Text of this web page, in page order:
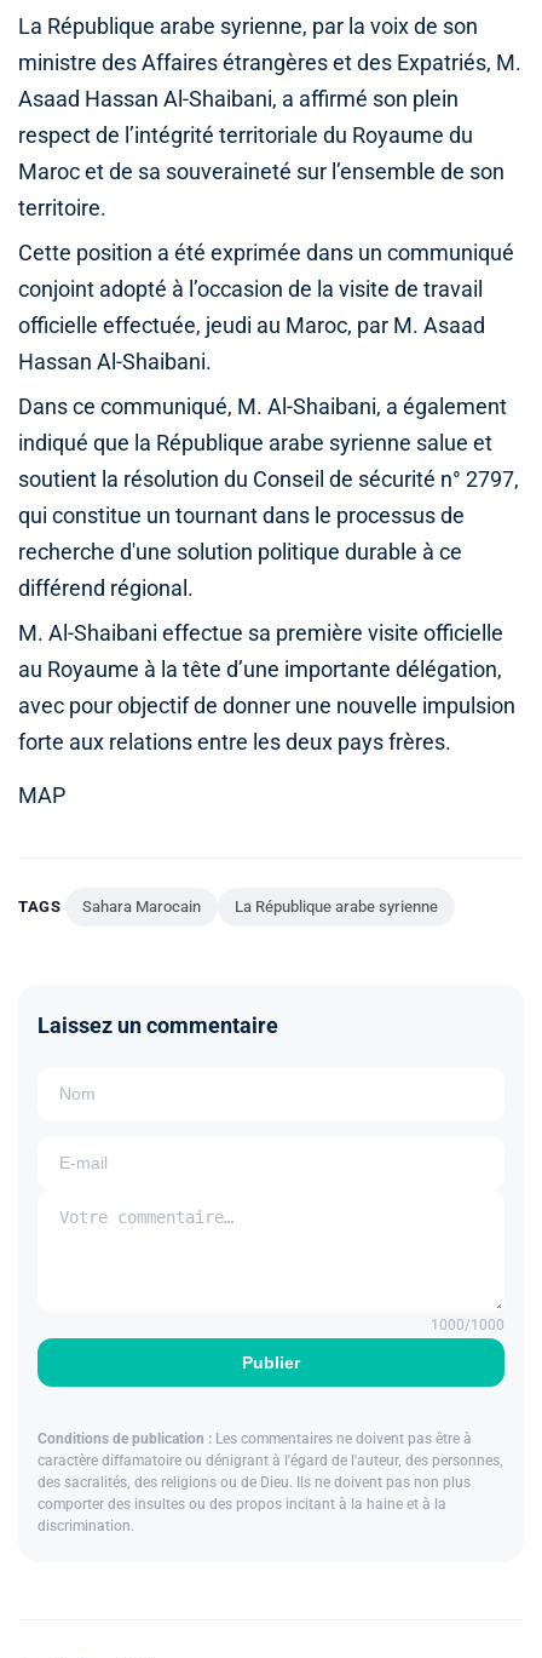
La République arabe syrienne, par la voix de son
ministre des Affaires étrangères et des Expatriés, M.
Asaad Hassan Al-Shaibani, a affirmé son plein
respect de l’intégrité territoriale du Royaume du
Maroc et de sa souveraineté sur l’ensemble de son
territoire.
Cette position a été exprimée dans un communiqué
conjoint adopté à l’occasion de la visite de travail
officielle effectuée, jeudi au Maroc, par M. Asaad
Hassan Al-Shaibani.
Dans ce communiqué, M. Al-Shaibani, a également
indiqué que la République arabe syrienne salue et
soutient la résolution du Conseil de sécurité n° 2797,
qui constitue un tournant dans le processus de
recherche d'une solution politique durable à ce
différend régional.
M. Al-Shaibani effectue sa première visite officielle
au Royaume à la tête d’une importante délégation,
avec pour objectif de donner une nouvelle impulsion
forte aux relations entre les deux pays frères.
MAP
TAGS Sahara Marocain La République arabe syrienne
Laissez un commentaire
Publier
1000/1000
Conditions de publication : Les commentaires ne doivent pas être à
caractère diffamatoire ou dénigrant à l'égard de l'auteur, des personnes,
des sacralités, des religions ou de Dieu. Ils ne doivent pas non plus
comporter des insultes ou des propos incitant à la haine et à la
discrimination.